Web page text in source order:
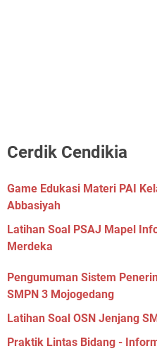
Cerdik Cendikia
Game Edukasi Materi PAI
Abbasiyah
Latihan Soal PSAJ Mapel
Merdeka
Pengumuman Sistem
SMPN 3 Mojogedang
Latihan Soal OSN Jenjang
Praktik Lintas Bidang -